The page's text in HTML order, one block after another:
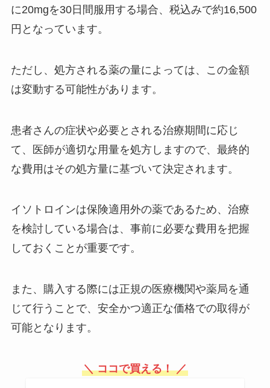
に20mgを30日間服用する場合、税込みで約16,500
円となっています。
ただし、処方される薬の量によっては、この金額
は変動する可能性があります。
患者さんの症状や必要とされる治療期間に応じ
て、医師が適切な用量を処方しますので、最終的
な費用はその処方量に基づいて決定されます。
イソトロインは保険適用外の薬であるため、治療
を検討している場合は、事前に必要な費用を把握
しておくことが重要です。
また、購入する際には正規の医療機関や薬局を通
じて行うことで、安全かつ適正な価格での取得が
可能となります。
＼ ココで買える！ ／